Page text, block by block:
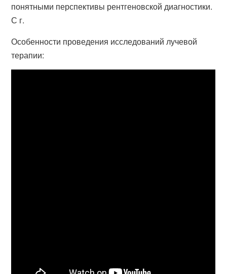
понятными перспективы рентгеновской диагностики.
С г.
Особенности проведения исследований лучевой
терапии: